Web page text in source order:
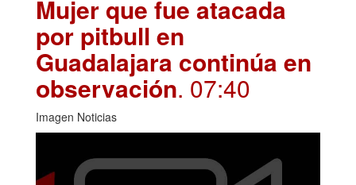
Mujer que fue atacada
por pitbull en
Guadalajara continúa en
observación. 07:40
Imagen Noticias